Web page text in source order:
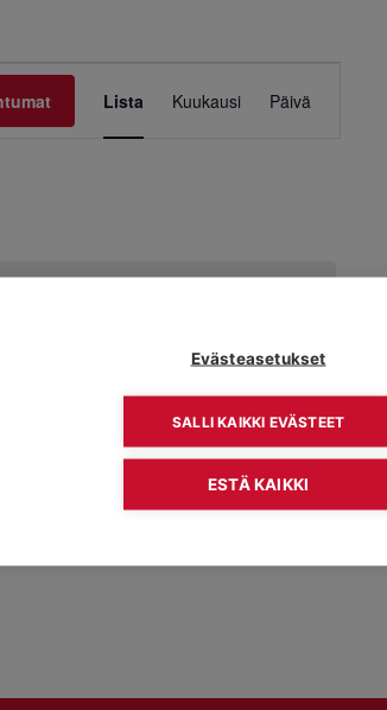
Tapahtuma
Lista Kuukausi Päivä
SeuraavatTapahtumat
Tilaa kalenteriin
Evästeasetukset
SALLI KAIKKI EVÄSTEET
ESTÄ KAIKKI